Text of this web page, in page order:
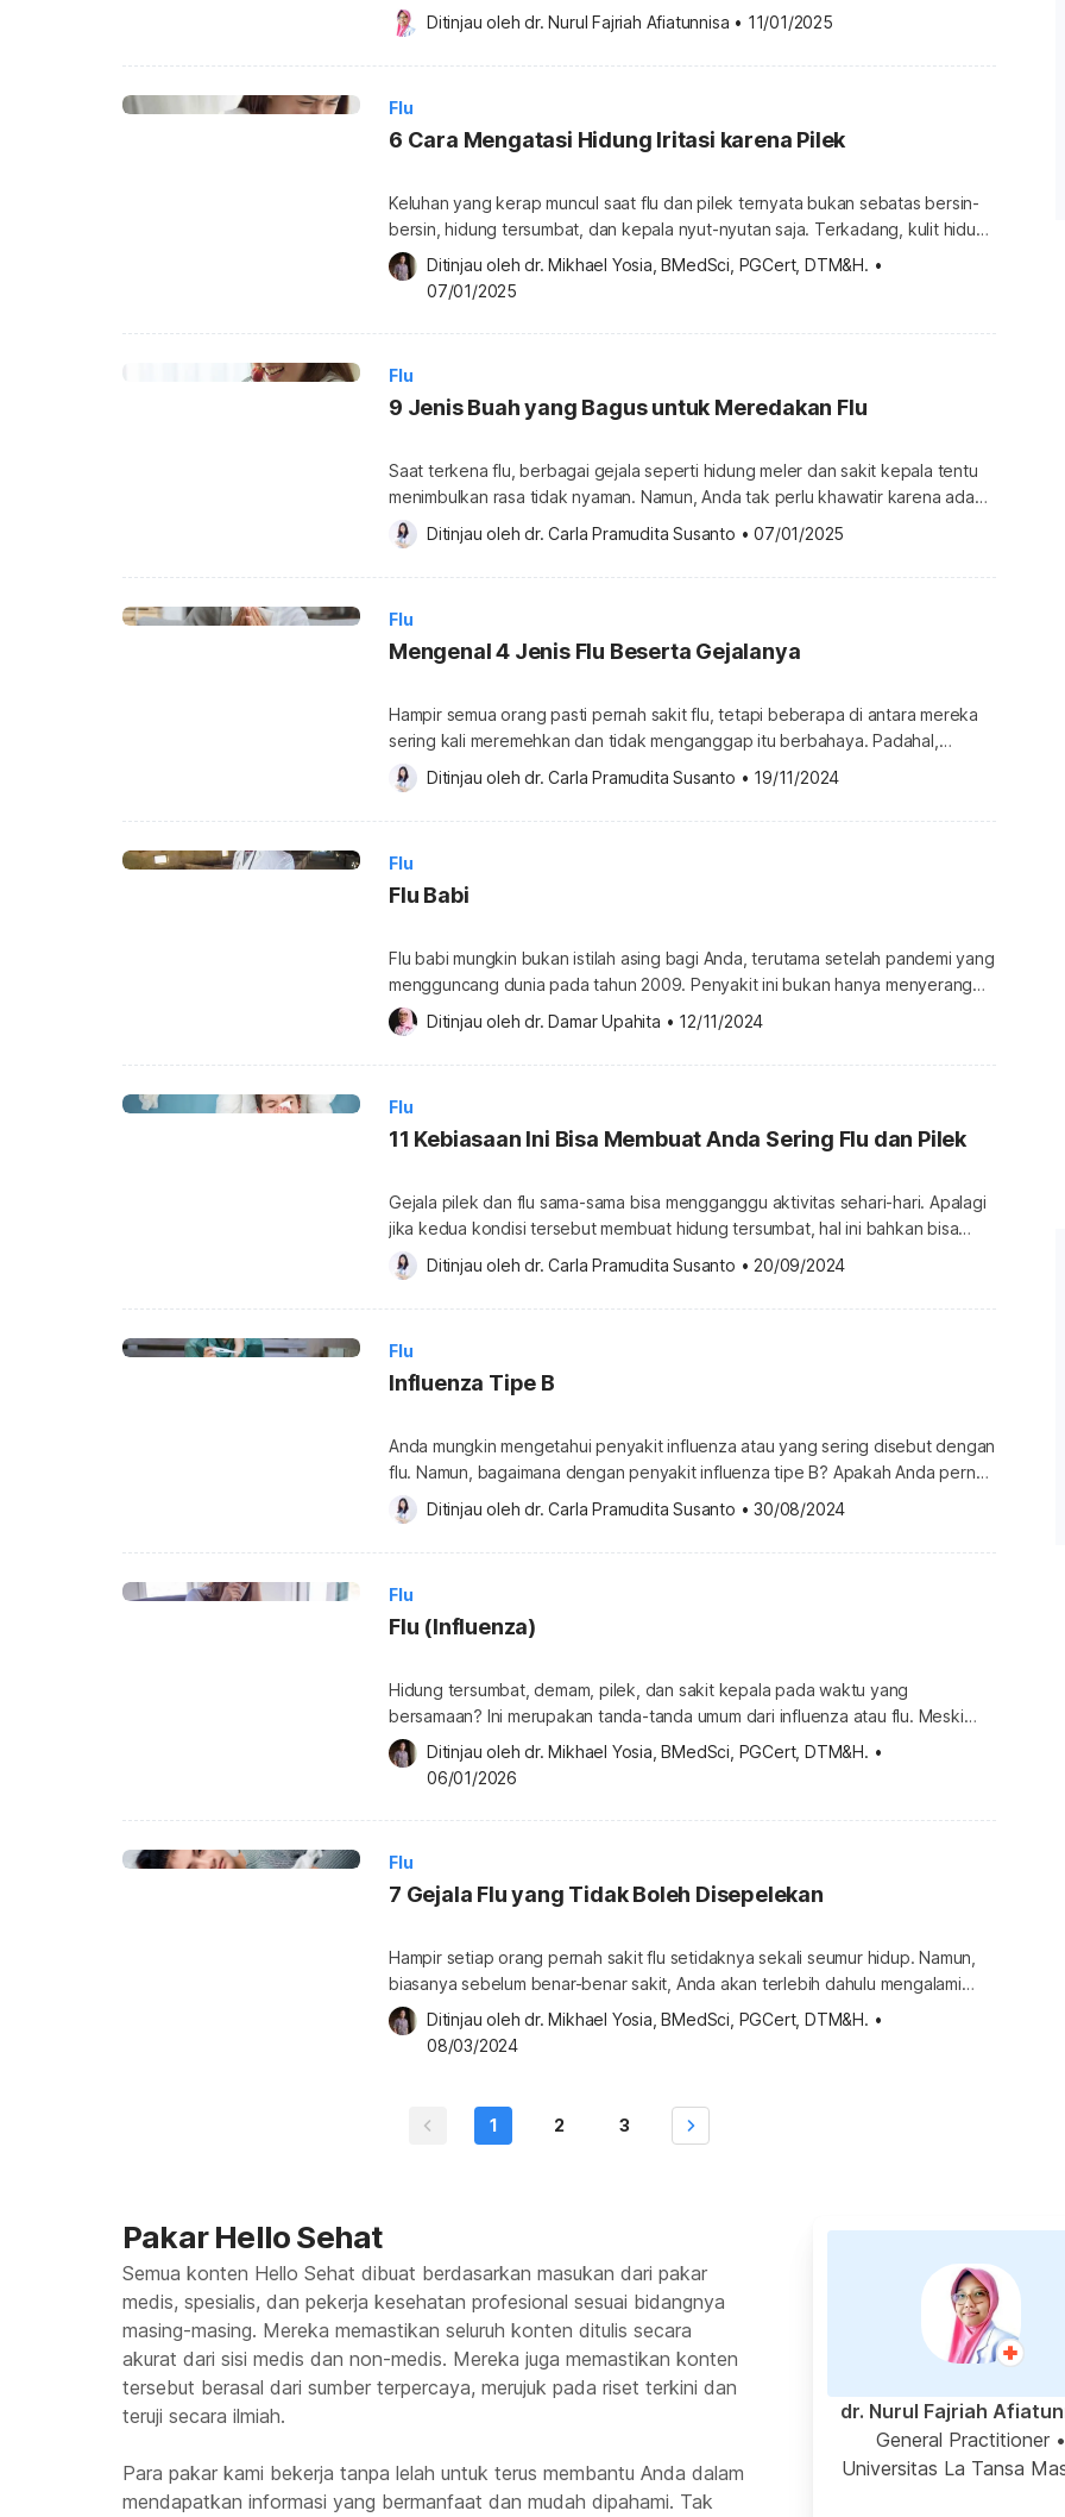
mengatasi flu saat puasa? Yuk, simak penjelasan selengkapnya di bawah ini!
Ragam tips mengatasi flu saat puasa Flu atau influenza adalah penyakit infeksi
virus yang menyerang saluran pernapasan. Penyakit ini ditandai dengan
Ditinjau oleh dr. Nurul Fajriah Afiatunnisa • 11/01/2025
Flu
6 Cara Mengatasi Hidung Iritasi karena Pilek
Keluhan yang kerap muncul saat flu dan pilek ternyata bukan sebatas bersin-
bersin, hidung tersumbat, dan kepala nyut-nyutan saja. Terkadang, kulit hidung
menjadi iritasi karena ulah pilek maupun flu ini. Bahkan, biasanya iritasi di kulit
hidung bisa bertahan sampai serangan pilek dan flu selesai. Apa yang bisa
Ditinjau oleh dr. Mikhael Yosia, BMedSci, PGCert, DTM&H. •
07/01/2025
Flu
9 Jenis Buah yang Bagus untuk Meredakan Flu
Saat terkena flu, berbagai gejala seperti hidung meler dan sakit kepala tentu
menimbulkan rasa tidak nyaman. Namun, Anda tak perlu khawatir karena ada
banyak langkah sederhana untuk mengatasi flu secara alami, salah satunya
dengan rutin makan buah. Ketahui apa saja jenis buah yang bagus untuk flu di
bawah ini. Pilihan buah untuk membantu meredakan flu Flu adalah […]
Ditinjau oleh dr. Carla Pramudita Susanto • 07/01/2025
Flu
Mengenal 4 Jenis Flu Beserta Gejalanya
Hampir semua orang pasti pernah sakit flu, tetapi beberapa di antara mereka
sering kali meremehkan dan tidak menganggap itu berbahaya. Padahal,
beberapa jenis flu dapat menimbulkan komplikasi serius yang justru dapat
mengancam nyawa. Ya, sebenarnya flu atau influenza terbagi dalam berbagai
jenis yang memiliki karakteristik, gejala, hingga penyebab yang berbeda. Apa
Ditinjau oleh dr. Carla Pramudita Susanto • 19/11/2024
Flu
Flu Babi
Flu babi mungkin bukan istilah asing bagi Anda, terutama setelah pandemi yang
mengguncang dunia pada tahun 2009. Penyakit ini bukan hanya menyerang
babi, tetapi juga dapat menular ke manusia dan menyebabkan gejala yang
mirip dengan flu biasa. Sebenarnya, apa itu flu babi? Ketahui info
selengkapnya di bawah ini. Apa itu flu babi? Flu babi, atau yang juga dikenal
Ditinjau oleh dr. Damar Upahita • 12/11/2024
Flu
11 Kebiasaan Ini Bisa Membuat Anda Sering Flu dan Pilek
Gejala pilek dan flu sama-sama bisa mengganggu aktivitas sehari-hari. Apalagi
jika kedua kondisi tersebut membuat hidung tersumbat, hal ini bahkan bisa
membuat Anda sulit bernapas. Pada beberapa orang, pilek dan flu bisa menjadi
kondisi yang sering kambuh. Sayangnya, hal ini sering kali dipicu oleh
kebiasaan yang salah. Kebiasaan penyebab sering pilek dan flu Kebiasaan
Ditinjau oleh dr. Carla Pramudita Susanto • 20/09/2024
Flu
Influenza Tipe B
Anda mungkin mengetahui penyakit influenza atau yang sering disebut dengan
flu. Namun, bagaimana dengan penyakit influenza tipe B? Apakah Anda pernah
mendengarnya? Apa bedanya dengan influenza biasa? Simak penjelasan
lengkapnya di bawah ini. Apa itu influenza tipe B? Influenza tipe B adalah salah
satu dari tiga jenis virus influenza yang dapat menyebabkan infeksi
Ditinjau oleh dr. Carla Pramudita Susanto • 30/08/2024
Flu
Flu (Influenza)
Hidung tersumbat, demam, pilek, dan sakit kepala pada waktu yang
bersamaan? Ini merupakan tanda-tanda umum dari influenza atau flu. Meski
tampak serupa dengan pilek biasa, flu bisa membuat Anda merasa lebih tidak
nyaman. Pasalnya, penyakit ini bisa datang secara tiba-tiba dan mudah
adalah infeksi virus yang menyerang saluran […]
Ditinjau oleh dr. Mikhael Yosia, BMedSci, PGCert, DTM&H. •
06/01/2026
Flu
7 Gejala Flu yang Tidak Boleh Disepelekan
Hampir setiap orang pernah sakit flu setidaknya sekali seumur hidup. Namun,
biasanya sebelum benar-benar sakit, Anda akan terlebih dahulu mengalami
beragam gejala flu. Mengenali tanda dan gejala di bawah ini sedari dini dapat
membantu Anda lebih cepat sembuh. Tanda dan gejala influenza yang paling
Ditinjau oleh dr. Mikhael Yosia, BMedSci, PGCert, DTM&H. •
08/03/2024
1 2 3
Pakar Hello Sehat
Semua konten Hello Sehat dibuat berdasarkan masukan dari pakar
medis, spesialis, dan pekerja kesehatan profesional sesuai bidangnya
masing-masing. Mereka memastikan seluruh konten ditulis secara
akurat dari sisi medis dan non-medis. Mereka juga memastikan konten
tersebut berasal dari sumber terpercaya, merujuk pada riset terkini dan
teruji secara ilmiah.
Para pakar kami bekerja tanpa lelah untuk terus membantu Anda dalam
mendapatkan informasi yang bermanfaat dan mudah dipahami. Tak
dr. Nurul Fajriah
General Practitioner •
Universitas La Tansa